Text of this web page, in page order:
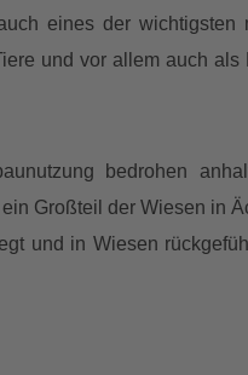
eines der wichtigsten
und vor allem auch
bedrohen
Großteil der Wiesen in
und in Wiesen